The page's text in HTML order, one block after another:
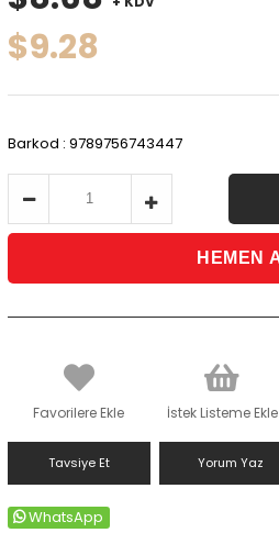
$9.28
Barkod : 9789756743447
Favorilere Ekle İstek Listeme Ekle
Tavsiye Et Yorum Yaz
WhatsApp